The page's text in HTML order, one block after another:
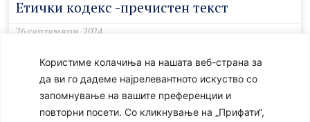
Користиме колачиња на нашата веб-страна за
да ви го дадеме најрелевантното искуство со
запомнување на вашите преференции и
повторни посети. Со кликнување на „Прифати“,
Етички кодекс -пречистен текст
26 септември, 2024
Правилник за внатрешна организација
на Советот на јавните обвинители
26 септември, 2024